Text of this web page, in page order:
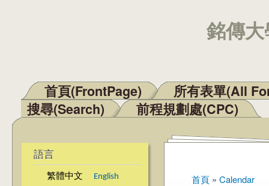
銘傳
主選單
首頁(FrontPage)
所有表單(All
搜尋(Search)
前程規劃處(CPC)
語言
繁體中文 English 首頁 » Calendar